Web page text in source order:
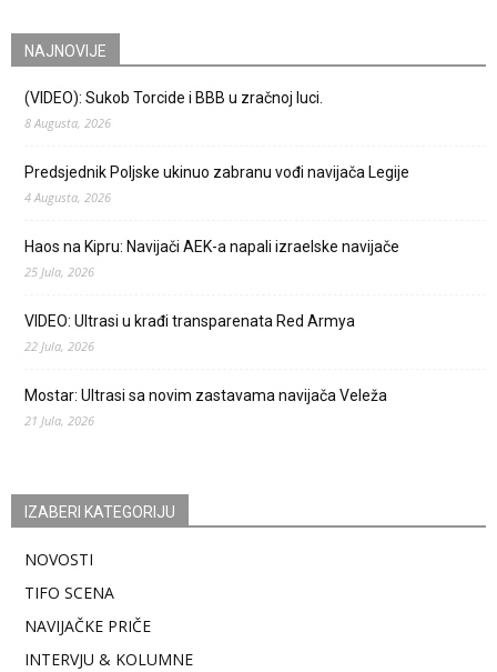
NAJNOVIJE
(VIDEO): Sukob Torcide i BBB u zračnoj luci.
8 Augusta, 2026
Predsjednik Poljske ukinuo zabranu vođi navijača Legije
4 Augusta, 2026
Haos na Kipru: Navijači AEK-a napali izraelske navijače
25 Jula, 2026
VIDEO: Ultrasi u krađi transparenata Red Armya
22 Jula, 2026
Mostar: Ultrasi sa novim zastavama navijača Veleža
21 Jula, 2026
IZABERI KATEGORIJU
NOVOSTI
TIFO SCENA
NAVIJAČKE PRIČE
INTERVJU & KOLUMNE